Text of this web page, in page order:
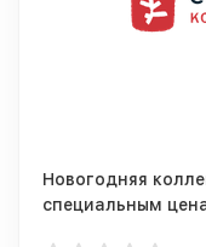
Новогодняя
специальным